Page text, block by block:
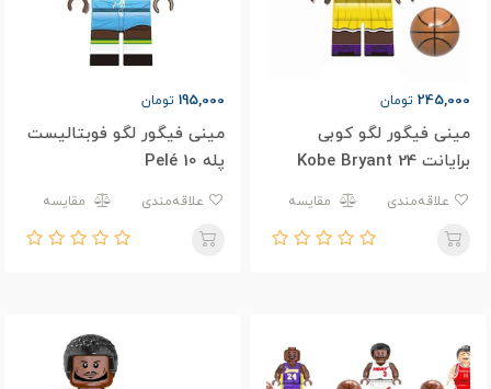
245,000 تومان
مینی فیگور لگو کوبی
برایانت Kobe Bryant 24
مقایسه
195,000 تومان
مینی فیگور لگو فوبتالیست
پله 10 Pelé
مقایسه